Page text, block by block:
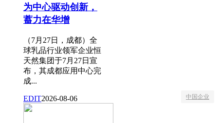
为中心驱动创新，
蓄力在华增
（7月27日，成都）全
球乳品行业领军企业恒
天然集团于7月27日宣
布，其成都应用中心完
成...
EDIT2026-08-06 中国企业